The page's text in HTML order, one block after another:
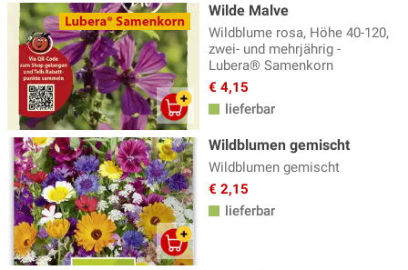
Wilde Malve
Wildblume rosa, Höhe 40-120,
zwei- und mehrjährig -
Lubera® Samenkorn
€ 4,15
lieferbar
Wildblumen gemischt
Wildblumen gemischt
€ 2,15
lieferbar